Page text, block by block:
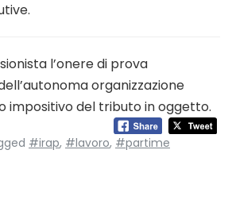
l’onere di prova
organizzazione
impositivo del tributo in oggetto.
#irap, #lavoro, #partime